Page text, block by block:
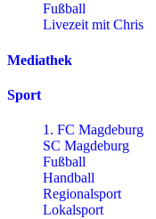
Fußball
Livezeit mit Chris
Mediathek
Sport
1. FC Magdeburg
SC Magdeburg
Fußball
Handball
Regionalsport
Lokalsport